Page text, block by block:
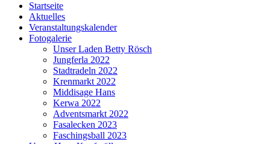
Startseite
Aktuelles
Veranstaltungskalender
Fotogalerie
Unser Laden Betty Rösch
Jungferla 2022
Stadtradeln 2022
Krenmarkt 2022
Middisage Hans
Kerwa 2022
Adventsmarkt 2022
Fasalecken 2023
Faschingsball 2023